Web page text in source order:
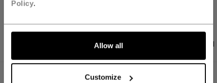
Policy.
Allow all
Customize
ANGABEN BEWERTUNGEN